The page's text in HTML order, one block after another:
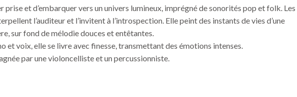
prise et d’embarquer vers un univers lumineux, imprégné de sonorités pop et folk. Les
l’auditeur et l’invitent à l’introspection. Elle peint des instants de vies d’une
sur fond de mélodie douces et entêtantes.
et voix, elle se livre avec finesse, transmettant des émotions intenses.
par une violoncelliste et un percussionniste.